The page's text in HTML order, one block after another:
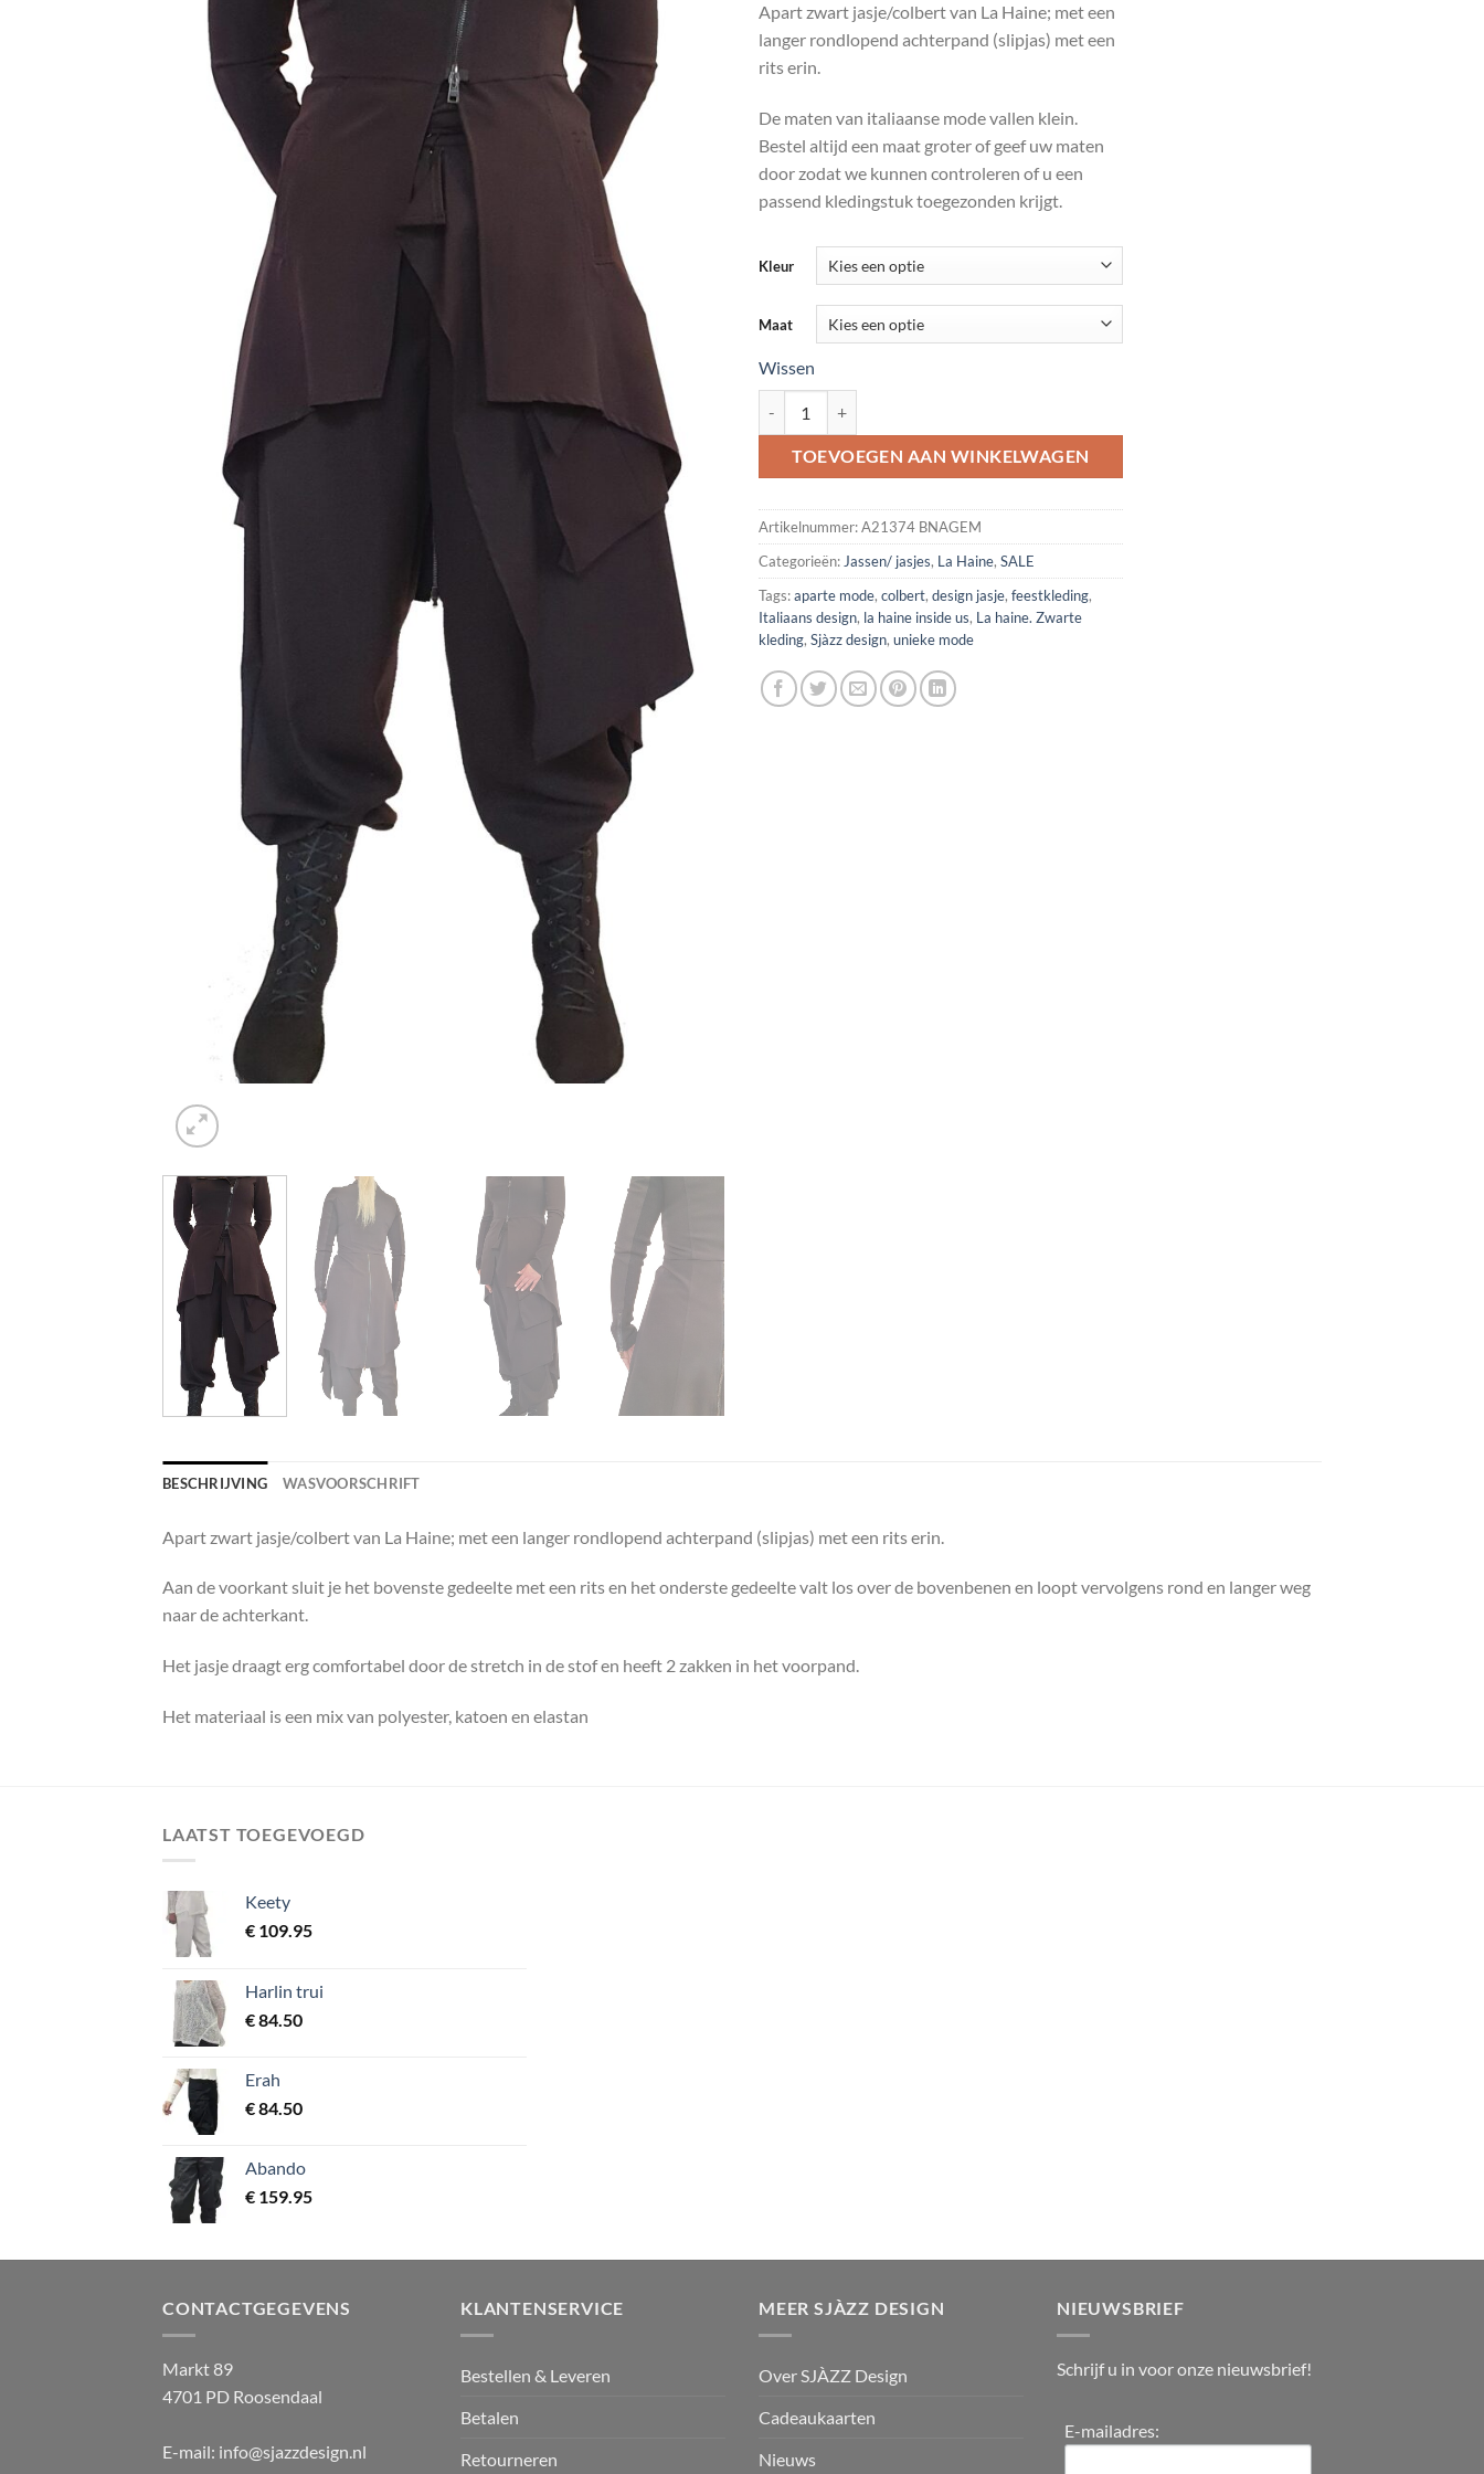
was:
€ 189.95.
is:
€ 95.00.
Apart zwart jasje/colbert van La Haine; met een
langer rondlopend achterpand (slipjas) met een
rits erin.
De maten van italiaanse mode vallen klein.
Bestel altijd een maat groter of geef uw maten
door zodat we kunnen controleren of u een
passend kledingstuk toegezonden krijgt.
Kleur
Maat
Wissen
TOEVOEGEN AAN WINKELWAGEN
Artikelnummer:A21374 BNAGEM
Categorieën:Jassen/ jasjes, La Haine, SALE
Tags:aparte mode, colbert, design jasje, feestkleding,
Italiaans design, la haine inside us, La haine. Zwarte
kleding, Sjàzz design, unieke mode
BESCHRIJVING WASVOORSCHRIFT
Apart zwart jasje/colbert van La Haine; met een langer rondlopend achterpand (slipjas) met een rits erin.
Aan de voorkant sluit je het bovenste gedeelte met een rits en het onderste gedeelte valt los over de bovenbenen en loopt vervolgens rond en langer weg
naar de achterkant.
Het jasje draagt erg comfortabel door de stretch in de stof en heeft 2 zakken in het voorpand.
Het materiaal is een mix van polyester, katoen en elastan
LAATST TOEGEVOEGD
Keety
€ 109.95
Harlin trui
€84.50
Erah
€84.50
Abando
€ 159.95
CONTACTGEGEVENS
Markt 89
4701 PD Roosendaal
E-mail: info@sjazzdesign.nl
KLANTENSERVICE
Bestellen & Leveren
Betalen
Retourneren
MEER SJÀZZ DESIGN
Over SJÀZZ Design
Cadeaukaarten
Nieuws
NIEUWSBRIEF
Schrijf u in voor onze nieuwsbrief!
E-mailadres: